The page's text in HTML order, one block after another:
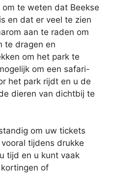
te weten dat Beekse
en dat er veel te zien
aan te raden om
te dragen en
om het park te
om een safari-
het park rijdt en u de
dieren van dichtbij te
om uw tickets
tijdens drukke
tijd en u kunt vaak
of